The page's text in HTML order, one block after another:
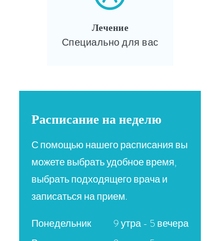
Лечение
Специально для вас
Расписание на неделю
С помощью нашего расписания вы
можете выбрать удобное время,
выбрать подходящего врача и
записаться на прием.
Понедельник
9 утра - 5 вечера